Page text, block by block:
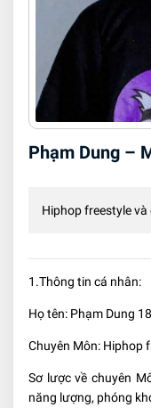
Phạm Dung –
Hiphop freestyle
1.Thông tin cá nhân:
Họ tên: Phạm Dung
Chuyên Môn: Hiphop
Sơ lược về chuyên
năng lượng, phóng